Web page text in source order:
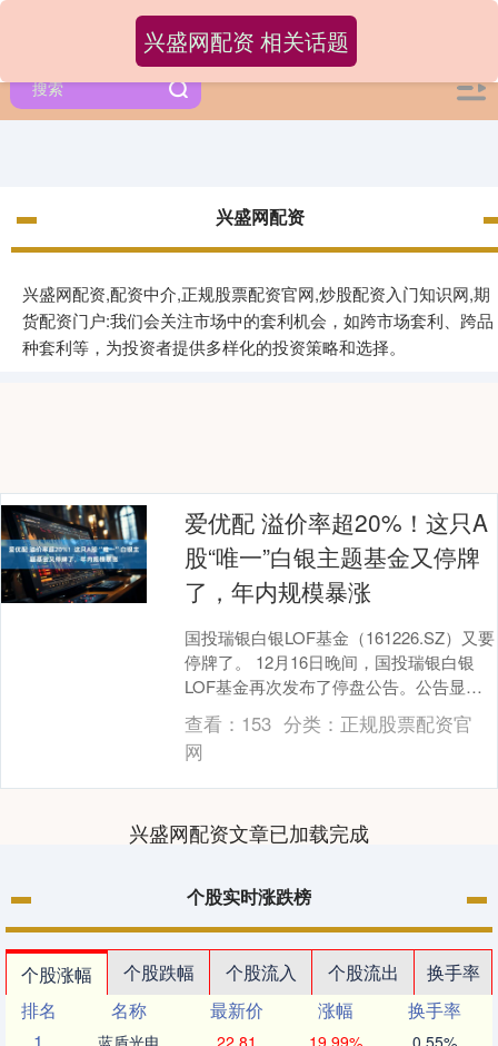
兴盛网配资
兴盛网配资,配资中介,正规股票配资官网,炒股配资入门知识网,期
货配资门户:我们会关注市场中的套利机会，如跨市场套利、跨品
种套利等，为投资者提供多样化的投资策略和选择。
兴盛网配资 相关话题
爱优配 溢价率超20%！这只A
股“唯一”白银主题基金又停牌
了，年内规模暴涨
国投瑞银白银LOF基金（161226.SZ）又要
停牌了。 12月16日晚间，国投瑞银白银
LOF基金再次发布了停盘公告。公告显
示，12月15日，基金单位净值为1.....
查看： 153 分类： 正规股票配资官
网
兴盛网配资文章已加载完成
个股实时涨跌榜
个股涨幅 个股跌幅 个股流入 个股流出
换手率
排名
名称 最新价 涨幅
换手率
蓝盾光电 22.81 19.99% 0.55%